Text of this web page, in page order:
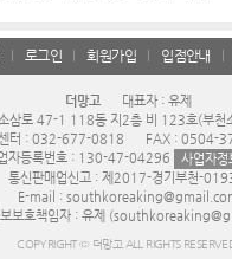
로그인 회원가입 입점안내
더망고
대표자 : 유제
삼로 47-1 118동 지2층 비 123호(부천
터 : 032-677-0818
FAX : 0504-
자등록번호 : 130-47-04296
사업자정
통신판매업신고 : 제2017-경기부천-
E-mail :
보보호책임자 : 유제
COPYRIGHT © 더망고 ALL RIGHTS